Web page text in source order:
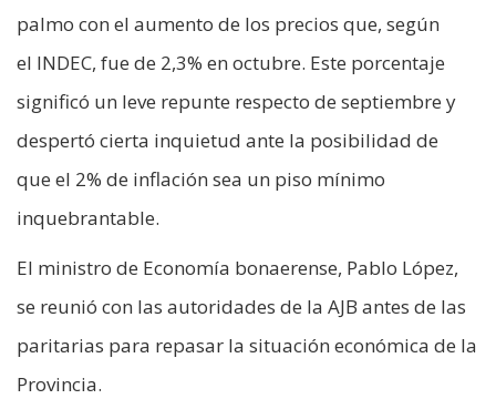
palmo con el aumento de los precios que, según
el INDEC, fue de 2,3% en octubre. Este porcentaje
significó un leve repunte respecto de septiembre y
despertó cierta inquietud ante la posibilidad de
que el 2% de inflación sea un piso mínimo
inquebrantable.
El ministro de Economía bonaerense, Pablo López,
se reunió con las autoridades de la AJB antes de las
paritarias para repasar la situación económica de la
Provincia.